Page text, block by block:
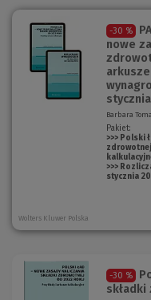
-30 %
nowe
Barbara
Pakiet:
>>> Polski
>>>
stycznia
Wolters Kluwer Polska
-30 %